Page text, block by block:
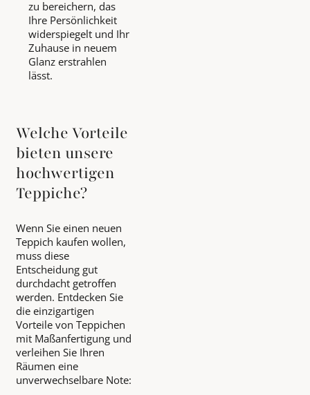
zu bereichern, das
Ihre Persönlichkeit
widerspiegelt und Ihr
Zuhause in neuem
Glanz erstrahlen
lässt.
Welche Vorteile
bieten unsere
hochwertigen
Teppiche?
Wenn Sie einen neuen
Teppich kaufen wollen,
muss diese
Entscheidung gut
durchdacht getroffen
werden. Entdecken Sie
die einzigartigen
Vorteile von Teppichen
mit Maßanfertigung und
verleihen Sie Ihren
Räumen eine
unverwechselbare Note: